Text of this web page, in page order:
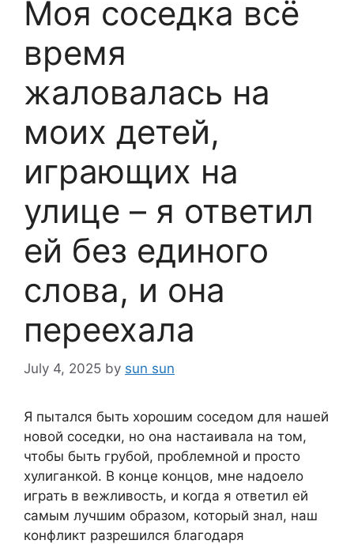
Моя соседка всё
время
жаловалась на
моих детей,
играющих на
улице – я ответил
ей без единого
слова, и она
переехала
July 4, 2025 by sun sun
Я пытался быть хорошим соседом для нашей
новой соседки, но она настаивала на том,
чтобы быть грубой, проблемной и просто
хулиганкой. В конце концов, мне надоело
играть в вежливость, и когда я ответил ей
самым лучшим образом, который знал, наш
конфликт разрешился благодаря